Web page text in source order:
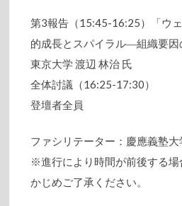
第3報告（15:45-16:25）「ウ
的成長とスパイラル―組織要因
東京大学 渡辺 林治 氏
全体討議（16:25-17:30）
登壇者全員
ファシリテーター：慶應義塾大
※進行により時間が前後する場
かじめご了承ください。